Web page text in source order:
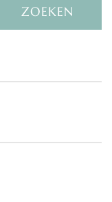
ZOEKEN